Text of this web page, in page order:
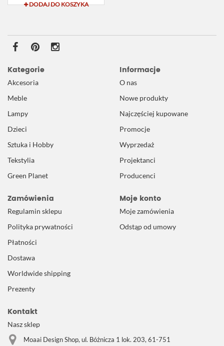
DODAJ DO KOSZYKA
Kategorie
Akcesoria
Meble
Lampy
Dzieci
Sztuka i Hobby
Tekstylia
Green Planet
Informacje
O nas
Nowe produkty
Najczęściej kupowane
Promocje
Wyprzedaż
Projektanci
Producenci
Zamówienia
Regulamin sklepu
Polityka prywatności
Płatności
Dostawa
Worldwide shipping
Prezenty
Moje konto
Moje zamówienia
Odstąp od umowy
Kontakt
Nasz sklep
Moaai Design Shop, ul. Bóżnicza 1 lok. 203, 61-751